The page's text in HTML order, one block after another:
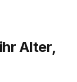
Alter,